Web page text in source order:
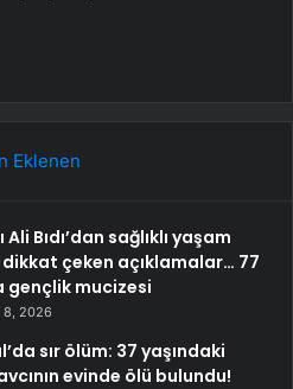
Eklenen
Ali Bıdı’dan sağlıklı yaşam
çeken açıklamalar… 77
gençlik mucizesi
8, 2026
sır ölüm: 37 yaşındaki
evinde ölü bulundu!